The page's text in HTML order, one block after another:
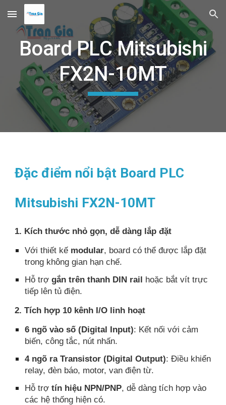
Skip to main content Skip to navigation
Board PLC Mitsubishi
FX2N-10MT
Đặc điểm nổi bật Board PLC
Mitsubishi FX2N-10MT
1. Kích thước nhỏ gọn, dễ dàng lắp đặt
Với thiết kế modular, board có thể được lắp đặt
trong không gian hạn chế.
Hỗ trợgắn trên thanh DIN rail hoặc bắt vít trực
tiếp lên tủ điện.
2. Tích hợp 10 kênh I/O linh hoạt
6 ngõ vào số (Digital Input): Kết nối với cảm
biến, công tắc, nút nhấn.
4 ngõ ra Transistor (Digital Output): Điều khiển
relay, đèn báo, motor, van điện từ.
Hỗ trợtín hiệu NPN/PNP, dễ dàng tích hợp vào
các hệ thống hiện có.